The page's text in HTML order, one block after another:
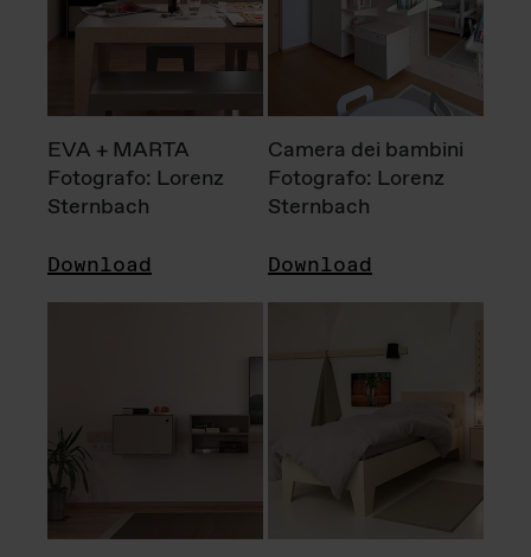
EVA + MARTA
Fotografo: Lorenz
Sternbach
Download
Camera dei bambini
Fotografo: Lorenz
Sternbach
Download